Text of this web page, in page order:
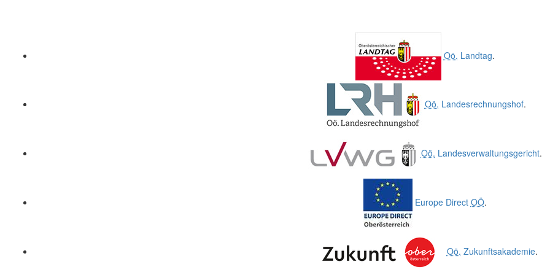
Oö. Landtag.
Oö. Landesrechnungshof.
Oö. Landesverwaltungsgericht.
Europe Direct OÖ.
Oö. Zukunftsakademie.